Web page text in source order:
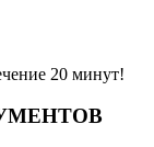
20 минут!